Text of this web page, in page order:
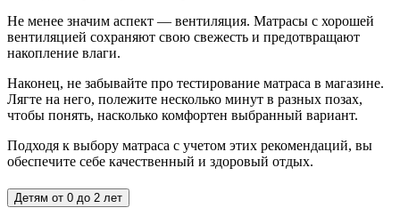
Не менее значим аспект — вентиляция. Матрасы с хорошей
вентиляцией сохраняют свою свежесть и предотвращают
накопление влаги.
Наконец, не забывайте про тестирование матраса в магазине.
Лягте на него, полежите несколько минут в разных позах,
чтобы понять, насколько комфортен выбранный вариант.
Подходя к выбору матраса с учетом этих рекомендаций, вы
обеспечите себе качественный и здоровый отдых.
Детям от 0 до 2 лет